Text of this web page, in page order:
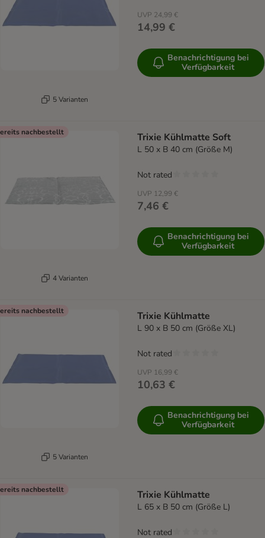
5 Varianten
UVP 24,99 €
14,99 €
Benachrichtigung bei
Verfügbarkeit
nachbestellt
4 Varianten
Trixie Kühlmatte Soft
L 50 x B 40 cm (Größe M)
UVP 12,99 €
7,46 €
Not rated
Benachrichtigung bei
Verfügbarkeit
nachbestellt
5 Varianten
Trixie Kühlmatte
L 90 x B 50 cm (Größe XL)
UVP 16,99 €
10,63 €
Not rated
Benachrichtigung bei
Verfügbarkeit
nachbestellt Trixie Kühlmatte
L 65 x B 50 cm (Größe L)
Not rated